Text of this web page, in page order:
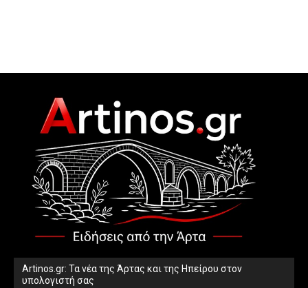
Artinos.gr: Τα νέα της Άρτας και της Ηπείρου στον
υπολογιστή σας